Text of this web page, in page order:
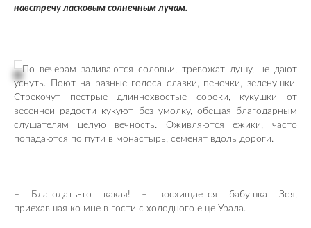
навстречу ласковым солнечным лучам.
По вечерам заливаются соловьи, тревожат душу, не дают
уснуть. Поют на разные голоса славки, пеночки, зеленушки.
Стрекочут пестрые длиннохвостые сороки, кукушки от
весенней радости кукуют без умолку, обещая благодарным
слушателям целую вечность. Оживляются ежики, часто
попадаются по пути в монастырь, семенят вдоль дороги.
– Благодать-то какая! – восхищается бабушка Зоя,
приехавшая ко мне в гости с холодного еще Урала.